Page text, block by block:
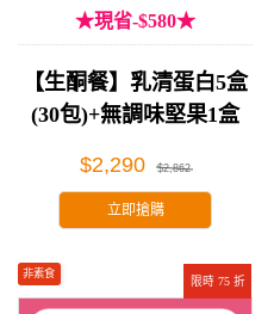
★現省-$580★
【生酮餐】乳清蛋白5盒
(30包)+無調味堅果1盒
$2,290 $2,862
立即搶購
限時 75 折
非素食